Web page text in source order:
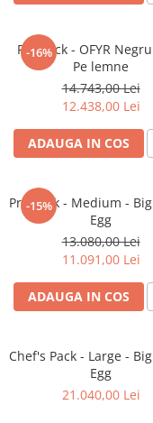
GRATARE CERAMICE
CUPTOARE PIZZA
GRATARE
CUPTOARE MODULARE
GRĂTARE SIMPLE
GRĂTARE COMPLEXE
CUPTOARE MODULARE
SOBE CU PLITĂ
BLATURI DE LUCRU
CIAUNE & VASE DE
ACCESORII GRATARE
USTENSILE GATIT
VETRE FOC EXTERIOR
INCALZITOARE TERASA
-16%
Pro Pack - OFYR
Pe lemne
14.743,00 Lei
12.438,00 Lei
ADAUGA IN COS
-15%
Pro Pack - Medium -
Egg
13.080,00 Lei
11.091,00 Lei
ADAUGA IN COS
Chef's Pack - Large -
Egg
21.040,00 Lei